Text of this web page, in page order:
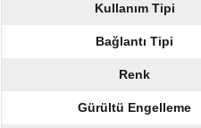
Kullanım Tipi
Bağlantı Tipi
Renk
Gürültü Engelleme